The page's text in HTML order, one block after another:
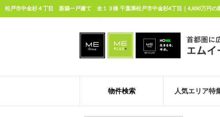
物件検索 人気エリア特